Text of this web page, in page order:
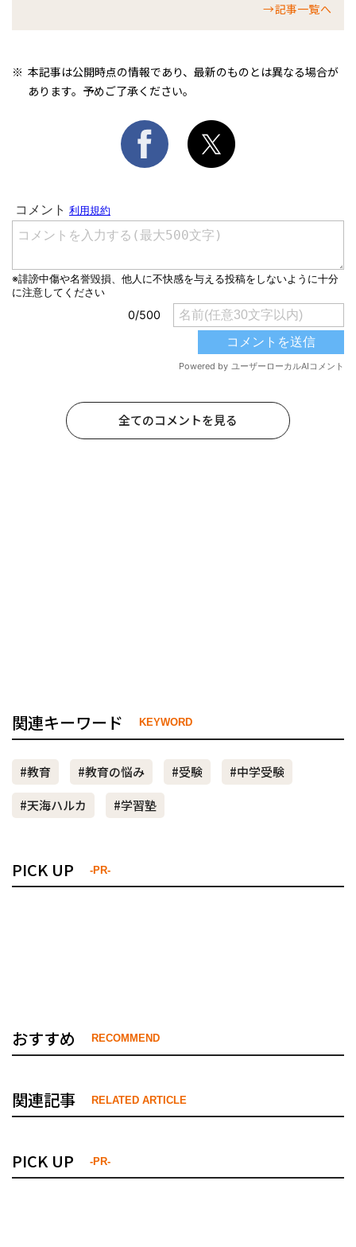
→記事一覧へ
本記事は公開時点の情報であり、最新のものとは異なる場合が
あります。予めご了承ください。
全てのコメントを見る
関連キーワード KEYWORD
#教育 #教育の悩み #受験
#中学受験
#天海ハルカ
#学習塾
PICK UP -PR-
おすすめ RECOMMEND
関連記事 RELATED ARTICLE
PICK UP -PR-